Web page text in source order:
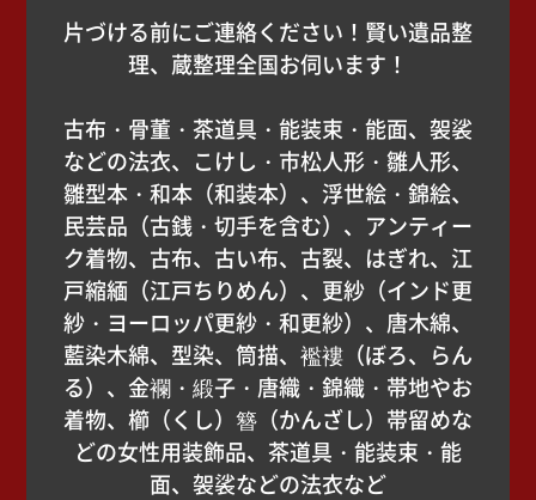
片づける前にご連絡ください！賢い遺品整
理、蔵整理全国お伺います！
古布・骨董・茶道具・能装束・能面、袈裟
などの法衣、こけし・市松人形・雛人形、
雛型本・和本（和装本）、浮世絵・錦絵、
民芸品（古銭・切手を含む）、アンティー
ク着物、古布、古い布、古裂、はぎれ、江
戸縮緬（江戸ちりめん）、更紗（インド更
紗・ヨーロッパ更紗・和更紗）、唐木綿、
藍染木綿、型染、筒描、襤褸（ぼろ、らん
る）、金襴・緞子・唐織・錦織・帯地やお
着物、櫛（くし）簪（かんざし）帯留めな
どの女性用装飾品、茶道具・能装束・能
面、袈裟などの法衣など